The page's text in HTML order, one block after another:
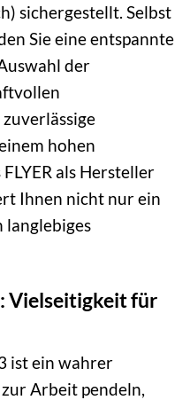
sichergestellt. Selbst
Sie eine entspannte
der
hohen
als Hersteller
Ihnen nicht nur ein
langlebiges
Vielseitigkeit für
ist ein wahrer
Arbeit pendeln,